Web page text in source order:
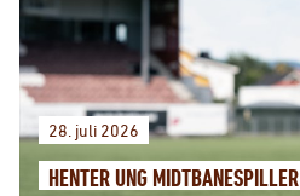
28. juli 2026
HENTER UNG MIDTBANESPILLER